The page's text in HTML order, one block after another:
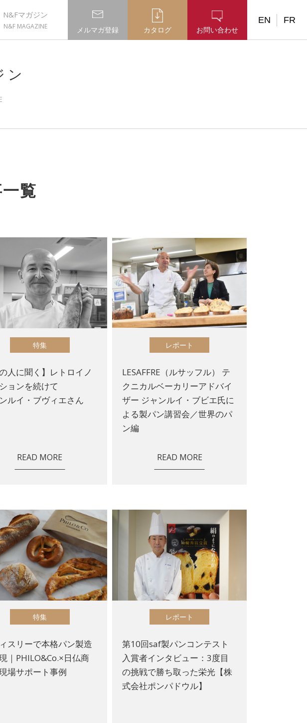
N&Fマガジン
N&F MAGAZINE メルマガ登録 カタログ お問い合わせ
EN FR
ン
覧
特集
の人に聞く】レトロイノ
ョンを続けて
ルイ・ブヴィエさん
READ MORE
レポート
LESAFFRE（ルサッフル） テ
クニカルベーカリーアドバイ
ザー ジャンルイ・ブビエ氏に
よる製パン講習会／世界のパ
ン編
READ MORE
特集
スリーで本格パン製造
｜PHILO&Co.×日仏商
場サポート事例
レポート
第10回saf製パンコンテスト
入賞者インタビュー：3度目
の挑戦で勝ち取った栄光【株
式会社ポンパドウル】